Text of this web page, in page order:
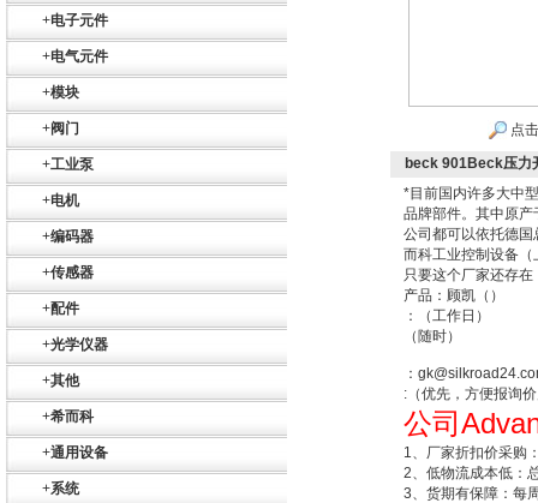
+电子元件
+电气元件
+模块
+阀门
+工业泵
+电机
+编码器
+传感器
+配件
+光学仪器
+其他
+希而科
+通用设备
+系统
点
beck 901Beck压力
*目前国内许多大中
品牌部件。其中原
公司都可以依托德
而科工业控制设备
只要这个厂家还存
产品：顾凯（）
：（工作日）
（随时）
：
:（优先，方便报询
公司
1、厂家折扣价采购
2、低物流成本低：
3、货期有保障：每